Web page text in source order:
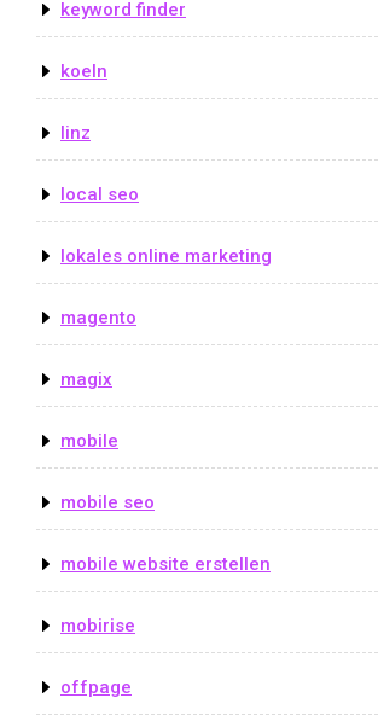
keyword finder
koeln
linz
local seo
lokales online marketing
magento
magix
mobile
mobile seo
mobile website erstellen
mobirise
offpage